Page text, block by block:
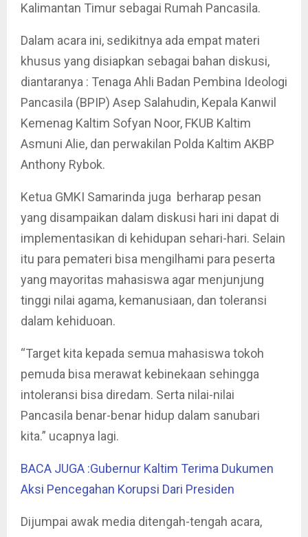
Kalimantan Timur sebagai Rumah Pancasila.
Dalam acara ini, sedikitnya ada empat materi
khusus yang disiapkan sebagai bahan diskusi,
diantaranya : Tenaga Ahli Badan Pembina Ideologi
Pancasila (BPIP) Asep Salahudin, Kepala Kanwil
Kemenag Kaltim Sofyan Noor, FKUB Kaltim
Asmuni Alie, dan perwakilan Polda Kaltim AKBP
Anthony Rybok.
Ketua GMKI Samarinda juga berharap pesan
yang disampaikan dalam diskusi hari ini dapat di
implementasikan di kehidupan sehari-hari. Selain
itu para pemateri bisa mengilhami para peserta
yang mayoritas mahasiswa agar menjunjung
tinggi nilai agama, kemanusiaan, dan toleransi
dalam kehiduoan.
“Target kita kepada semua mahasiswa tokoh
pemuda bisa merawat kebinekaan sehingga
intoleransi bisa diredam. Serta nilai-nilai
Pancasila benar-benar hidup dalam sanubari
kita.” ucapnya lagi.
BACA JUGA :Gubernur Kaltim Terima Dukumen
Aksi Pencegahan Korupsi Dari Presiden
Dijumpai awak media ditengah-tengah acara,